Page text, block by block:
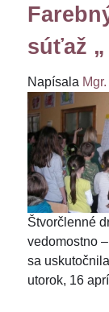
súťaž
Napísala
Štvorčlenné
vedomostno
sa
utorok, 16